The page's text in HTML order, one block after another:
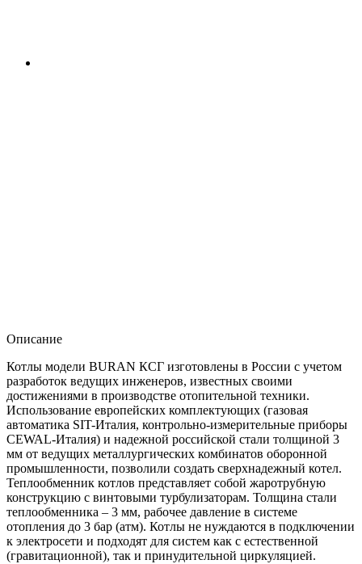
Описание
Котлы модели BURAN КСГ изготовлены в России с учетом
разработок ведущих инженеров, известных своими
достижениями в производстве отопительной техники.
Использование европейских комплектующих (газовая
автоматика SIT-Италия, контрольно-измерительные приборы
CEWAL-Италия) и надежной российской стали толщиной 3
мм от ведущих металлургических комбинатов оборонной
промышленности, позволили создать сверхнадежный котел.
Теплообменник котлов представляет собой жаротрубную
конструкцию с винтовыми турбулизаторам. Толщина стали
теплообменника – 3 мм, рабочее давление в системе
отопления до 3 бар (атм). Котлы не нуждаются в подключении
к электросети и подходят для систем как с естественной
(гравитационной), так и принудительной циркуляцией.